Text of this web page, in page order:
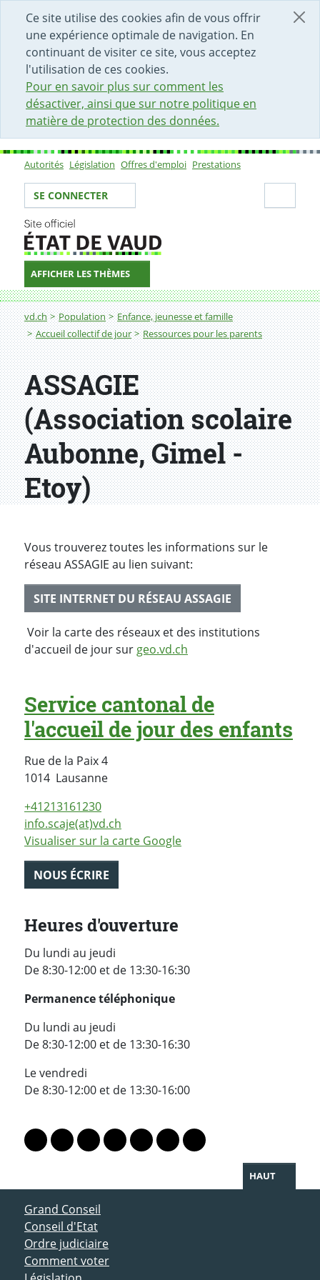
Ce site utilise des cookies afin de vous offrir
une expérience optimale de navigation. En
continuant de visiter ce site, vous acceptez
l'utilisation de ces cookies.
Pour en savoir plus sur comment les
désactiver, ainsi que sur notre politique en
matière de protection des données.
DÉBUT DU CONTENU DE LA PAGE
ACCÈS AU CHAMP DE RECHERCHE
PAGE D'ACCUEIL
FORMULAIRE DE CONTACT
Sous-navigation
Autorités Législation Offres d'emploi Prestations
Votre identité
SE CONNECTER
AFFICHER LES THÈMES
Fil d'Ariane
vd.ch Population
Enfance, jeunesse et famille
Accueil collectif de jour
Ressources pour les parents
ASSAGIE
(Association scolaire
Aubonne, Gimel -
Etoy)
Vous trouverez toutes les informations sur le
réseau ASSAGIE au lien suivant:
SITE INTERNET DU RÉSEAU ASSAGIE
Voir la carte des réseaux et des institutions
d'accueil de jour sur geo.vd.ch
Service cantonal de
l'accueil de jour des enfants
Rue de la Paix 4
1014 LausanneSuisse
+41213161230
info.scaje(at)vd.ch
Visualiser sur la carte Google
NOUS ÉCRIRE
Heures d'ouverture
Du lundi au jeudi
De 8:30-12:00 et de 13:30-16:30
Permanence téléphonique
Du lundi au jeudi
De 8:30-12:00 et de 13:30-16:30
Le vendredi
De 8:30-12:00 et de 13:30-16:00
Lien vers le profil Mastodon
Lien vers le profil Bluesky
Lien vers le profil Instagram
Lien vers le profil Linkedin
Lien vers le profil Facebook
Lien vers le profil Twitter
Partager par WhatsApp
HAUT
ACCÈS DIRECT
Grand Conseil
Conseil d'Etat
Ordre judiciaire
Comment voter